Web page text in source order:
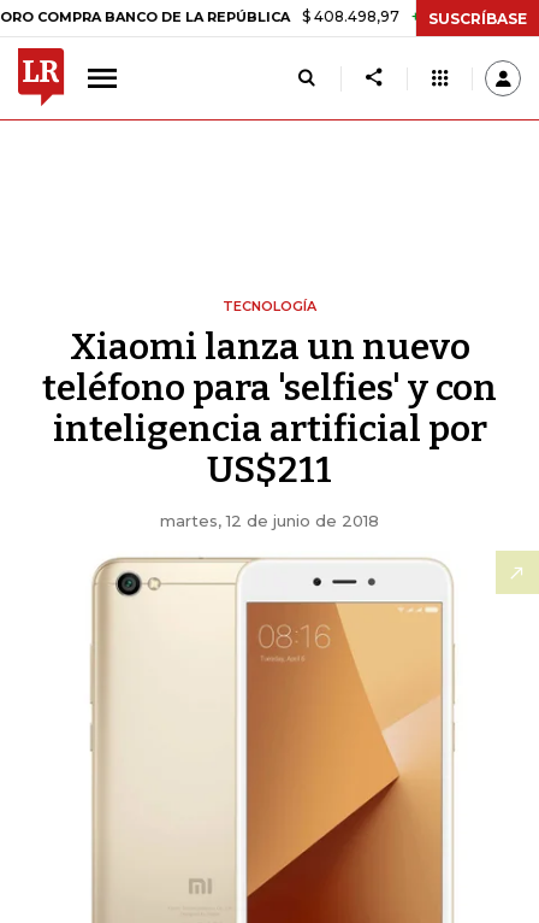
BANCO DE LA REPÚBLICA $ 408.498,97 +$ 8.753,81 +2,19%
SUSCRÍBASE
TECNOLOGÍA
Xiaomi lanza un nuevo
teléfono para 'selfies' y con
inteligencia artificial por
US$211
martes, 12 de junio de 2018